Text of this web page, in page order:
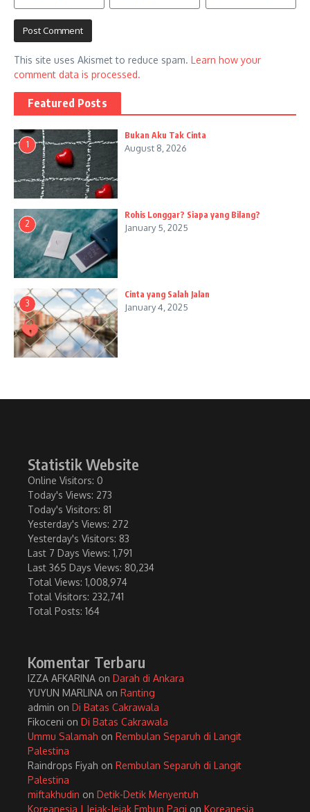
This site uses Akismet to reduce spam. Learn how your
comment data is processed.
Featured Posts
1
Bukan Aku Tak Cinta
August 8, 2026
2
Rohis Longgar? Siapa yang Bilang?
January 5, 2025
3
Cinta yang Salah Jalan
January 4, 2025
Statistik Website
Online Visitors: 0
Today's Views: 273
Today's Visitors: 81
Yesterday's Views: 272
Yesterday's Visitors: 83
Last 7 Days Views: 1,791
Last 365 Days Views: 80,234
Total Views: 1,008,974
Total Visitors: 232,741
Total Posts: 164
Komentar Terbaru
IZZA AFKARINA on Darah di Ankara
YUYUN MARLINA on Ranting
admin on Di Batas Cakrawala
Fikoceni on Di Batas Cakrawala
Ummu Salamah on Rembulan Separuh di Langit
Palestina
Raindrops Fiyah on Rembulan Separuh di Langit
Palestina
miftakhudin on Detik-Detik Menyentuh
Koreanesia | Jejak-Jejak Embun Pagi on Koreanesia